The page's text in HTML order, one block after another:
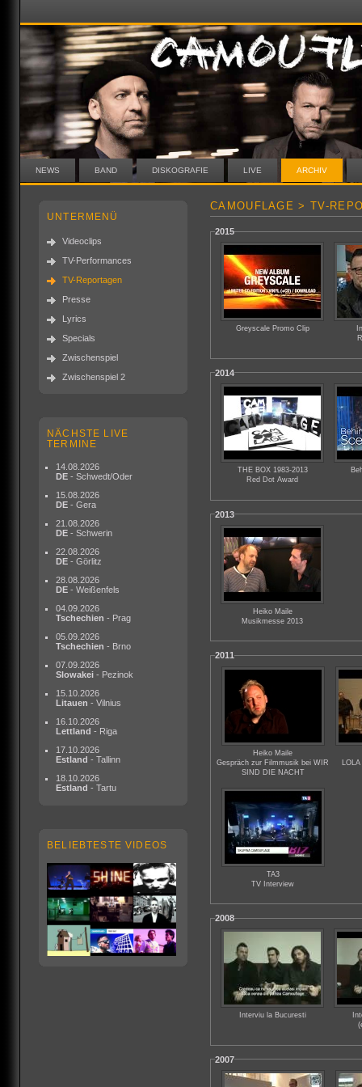
NEWS BAND DISKOGRAFIE LIVE ARCHIV
UNTERMENÜ
Videoclips
TV-Performances
TV-Reportagen
Presse
Lyrics
Specials
Zwischenspiel
Zwischenspiel 2
NÄCHSTE LIVE
TERMINE
14.08.2026
DE - Schwedt/Oder
15.08.2026
DE - Gera
21.08.2026
DE - Schwerin
22.08.2026
DE - Görlitz
28.08.2026
DE - Weißenfels
04.09.2026
Tschechien - Prag
05.09.2026
Tschechien - Brno
07.09.2026
Slowakei - Pezinok
15.10.2026
Litauen - Vilnius
16.10.2026
Lettland - Riga
17.10.2026
Estland - Tallinn
18.10.2026
Estland - Tartu
BELIEBTESTE VIDEOS
CAMOUFLAGE > TV-
2015
Greyscale Promo Clip
2014
THE BOX 1983-2013
Red Dot Award
2013
Heiko Maile
Musikmesse 2013
2011
Heiko Maile
Gespräch zur Filmmusik bei WIR
SIND DIE NACHT
TA3
TV Interview
2008
Interviu la Bucuresti
2007